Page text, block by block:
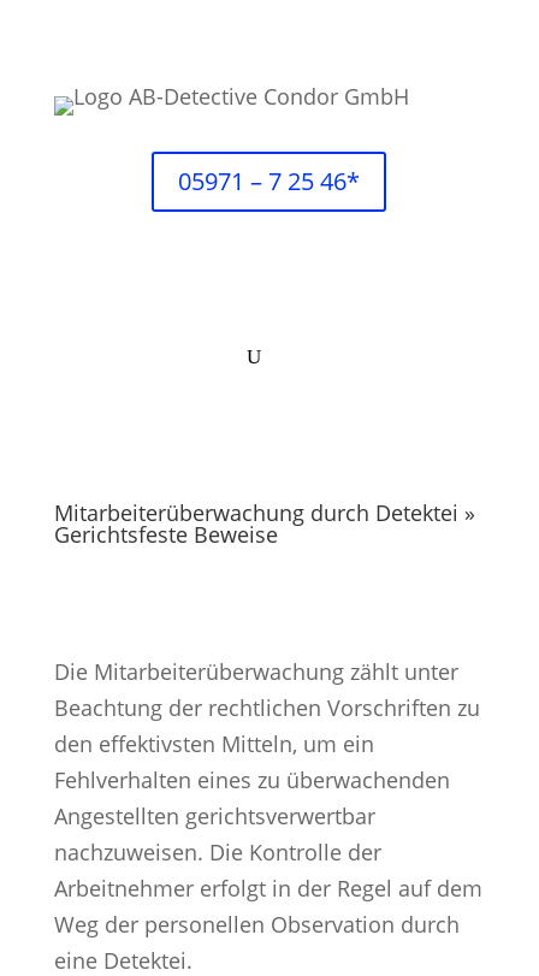
05971 – 7 25 46*
Mitarbeiter­überwachung durch Detektei »
Gerichtsfeste Beweise
Die Mitarbeiterüberwachung zählt unter
Beachtung der rechtlichen Vorschriften zu
den effektivsten Mitteln, um ein
Fehlverhalten eines zu überwachenden
Angestellten gerichtsverwertbar
nachzuweisen. Die Kontrolle der
Arbeitnehmer erfolgt in der Regel auf dem
Weg der personellen Observation durch
eine Detektei.